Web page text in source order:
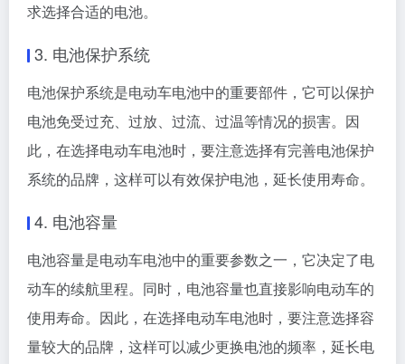
求选择合适的电池。
3. 电池保护系统
电池保护系统是电动车电池中的重要部件，它可以保护
电池免受过充、过放、过流、过温等情况的损害。因
此，在选择电动车电池时，要注意选择有完善电池保护
系统的品牌，这样可以有效保护电池，延长使用寿命。
4. 电池容量
电池容量是电动车电池中的重要参数之一，它决定了电
动车的续航里程。同时，电池容量也直接影响电动车的
使用寿命。因此，在选择电动车电池时，要注意选择容
量较大的品牌，这样可以减少更换电池的频率，延长电